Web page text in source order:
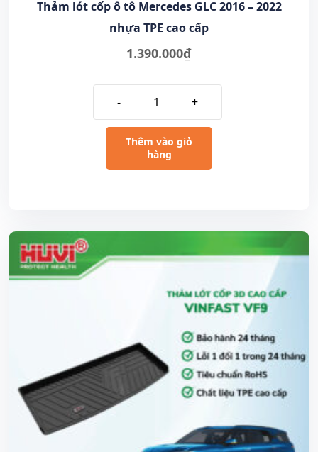
Thảm lót cốp ô tô Mercedes GLC 2016 – 2022
nhựa TPE cao cấp
1.390.000₫
- +
Thêm vào giỏ
hàng